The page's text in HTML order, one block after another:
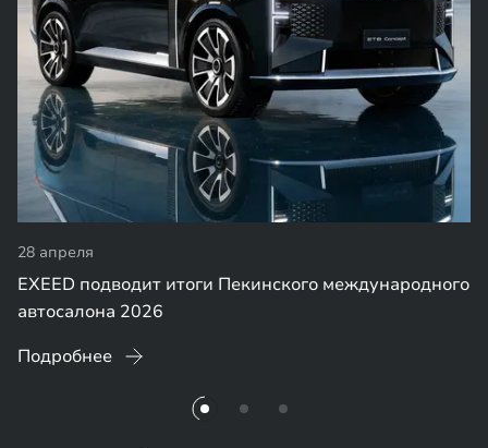
28 апреля
EXEED подводит итоги Пекинского международного
автосалона 2026
Подробнее